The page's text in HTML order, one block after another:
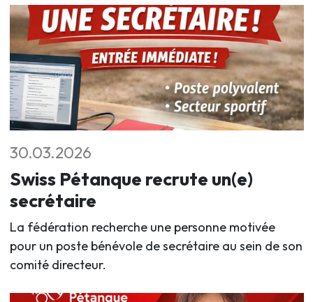
30.03.2026
Swiss Pétanque recrute un(e)
secrétaire
La fédération recherche une personne motivée
pour un poste bénévole de secrétaire au sein de son
comité directeur.